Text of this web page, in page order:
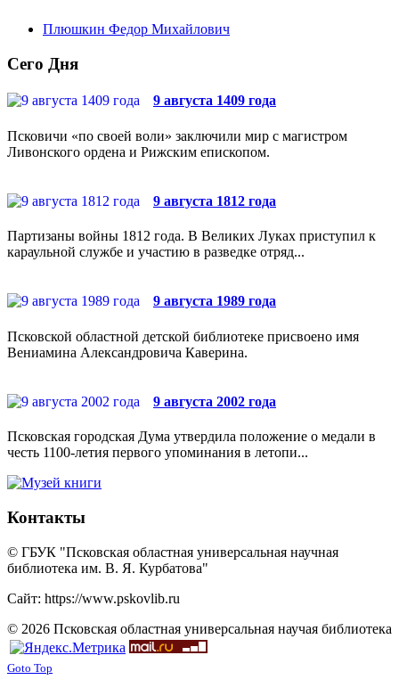
Плюшкин Федор Михайлович
Сего Дня
9 августа 1409 года
Псковичи «по своей воли» заключили мир с магистром
Ливонского ордена и Рижским епископом.
9 августа 1812 года
Партизаны войны 1812 года. В Великих Луках приступил к
караульной службе и участию в разведке отряд...
9 августа 1989 года
Псковской областной детской библиотеке присвоено имя
Вениамина Александровича Каверина.
9 августа 2002 года
Псковская городская Дума утвердила положение о медали в
честь 1100-летия первого упоминания в летопи...
Контакты
© ГБУК "Псковская областная универсальная научная
библиотека им. В. Я. Курбатова"
Сайт: https://www.pskovlib.ru
© 2026 Псковская областная универсальная научая библиотека
Goto Top